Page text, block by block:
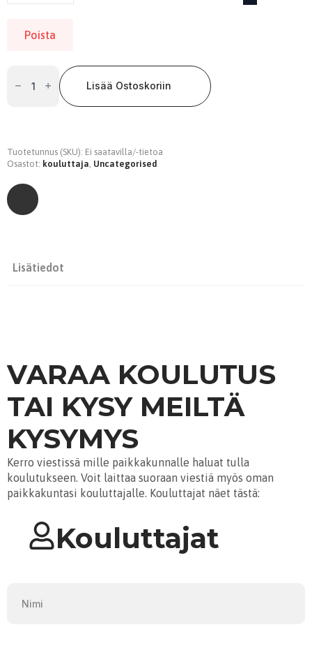
Poista
Lisää Ostoskoriin
Tuotetunnus (SKU): Ei saatavilla/-tietoa
Osastot: kouluttaja Uncategorised
Lisätiedot
VARAA KOULUTUS
TAI KYSY MEILTÄ
KYSYMYS
Kerro viestissä mille paikkakunnalle haluat tulla
koulutukseen. Voit laittaa suoraan viestiä myös oman
paikkakuntasi kouluttajalle. Kouluttajat näet tästä:
Kouluttajat